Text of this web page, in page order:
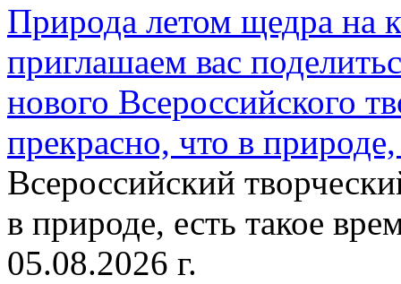
Природа летом щедра на
приглашаем вас
нового Всероссийского
прекрасно, что в
Всероссийский
в природе, есть такое
05.08.2026 г.